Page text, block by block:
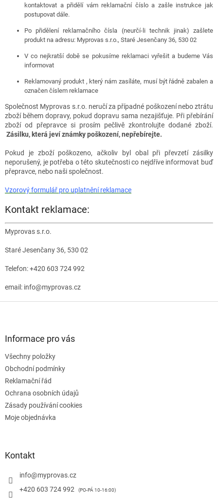
kontaktovat a přidělí vám reklamační číslo a zašle instrukce jak
postupovat dále.
Po přidělení reklamačního čísla (neurčí-li technik jinak) zašlete
produkt na adresu: Myprovas s.r.o., Staré Jesenčany 36, 530 02
V co nejkratší době se pokusíme reklamaci vyřešit a budeme Vás
informovat
Reklamovaný produkt , který nám zasíláte, musí být řádně zabalen a
označen číslem reklamace
Společnost Myprovas s.r.o. neručí za případné poškození nebo ztrátu
zboží během dopravy, pokud dopravu sama nezajišťuje. Při přebírání
zboží od přepravce si prosím pečlivě zkontrolujte dodané zboží.
Zásilku, která jeví známky poškození, nepřebírejte.
Pokud je zboží poškozeno, ačkoliv byl obal při převzetí zásilky
neporušený, je potřeba o této skutečnosti co nejdříve informovat buď
přepravce, nebo naši společnost.
Vzorový formulář pro uplatnění reklamace
Kontakt reklamace:
Myprovas s.r.o.
Staré Jesenčany 36, 530 02
Telefon: +420 603 724 992
email: info@myprovas.cz
Informace pro vás
Všechny položky
Obchodní podmínky
Reklamační řád
Ochrana osobních údajů
Zásady používání cookies
Moje objednávka
Kontakt
info@myprovas.cz
+420 603 724 992